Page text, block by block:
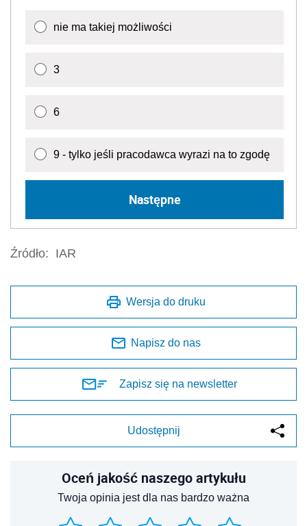
nie ma takiej możliwości
3
6
9 - tylko jeśli pracodawca wyrazi na to zgodę
Następne
Źródło: IAR
Wersja do druku
Napisz do nas
Zapisz się na newsletter
Udostępnij
Oceń jakość naszego artykułu
Twoja opinia jest dla nas bardzo ważna